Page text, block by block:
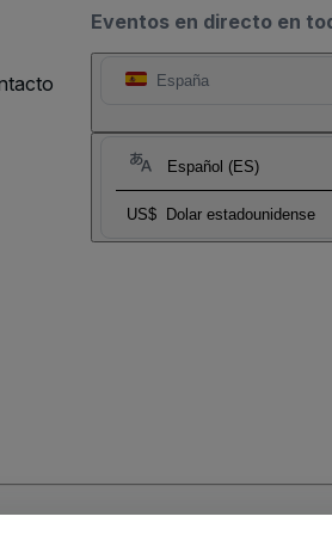
Eventos en directo en
España
Español (ES)
US$ Dolar estadounidense